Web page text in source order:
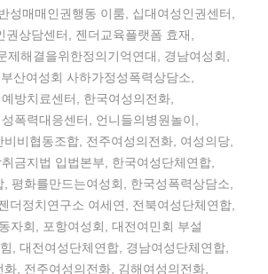
성매매인권행동 이룸, 십대여성인권센터,
권상담센터, 젠더교육플랫폼 효재,
제해결을위한정의기억연대, 경남여성회,
산여성회 사하가정성폭력상담소,
방치료센터, 한국여성의전화,
폭력대응센터, 언니들의병원놀이,
비협동조합, 전주여성의전화, 여성의당,
금지법 입법본부, 한국여성단체연합,
평화를만드는여성회, 한국성폭력상담소,
더정치연구소 여세연, 전북여성단체연합,
자회, 포항여성회, 대전여민회 부설
, 대전여성단체연합, 경남여성단체연합,
, 전주여성의전화, 김해여성의전화,